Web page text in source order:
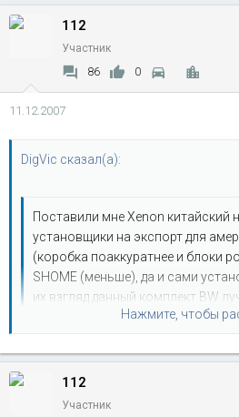
112
Участник
86 0
11.12.2007
DigVic сказал(а):
Поставили мне Xenon китайский
установщики на экспорт для
(коробка поаккуратнее и блоки
SHOME (меньше), да и сами
их взгляд данный комплект BW
И вообще, соводцы, какой
(соот-но цена/качесвто)
Нажмите, чтобы
112
Участник